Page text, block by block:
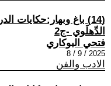
(14) باغ وبهار:حكايات
الدِّهلَوي -ج2
فتحي البوكاري
2025 / 9 / 8
الادب والفن